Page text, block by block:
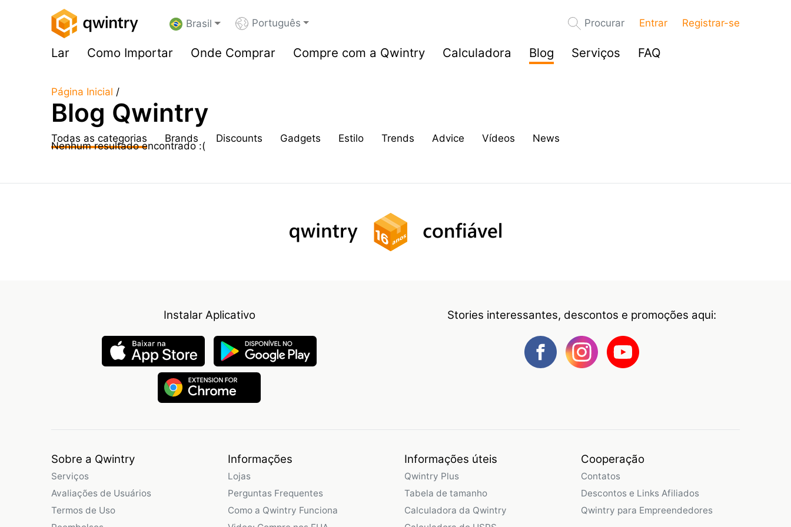
Brasil Português Procurar Entrar Registrar-se
Lar Como Importar Onde Comprar Compre com a Qwintry Calculadora Blog Serviços FAQ
Página Inicial /
Blog Qwintry
Todas as categorias Brands Discounts Gadgets Estilo Trends Advice Vídeos News
Nenhum resultado encontrado :(
Instalar Aplicativo Stories interessantes, descontos e promoções aqui:
Sobre a Qwintry
Serviços
Avaliações de Usuários
Termos de Uso
Informações
Lojas
Perguntas Frequentes
Como a Qwintry Funciona
Informações úteis
Qwintry Plus
Tabela de tamanho
Calculadora da Qwintry
Cooperação
Contatos
Descontos e Links Afiliados
Qwintry para Empreendedores